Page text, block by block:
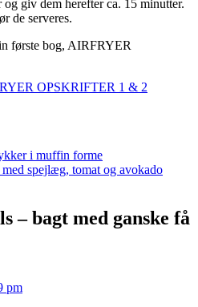
giv dem herefter ca. 15 minutter.
de serveres.
første bog, AIRFRYER
i muffin forme
spejlæg, tomat og avokado
– bagt med ganske få
pm